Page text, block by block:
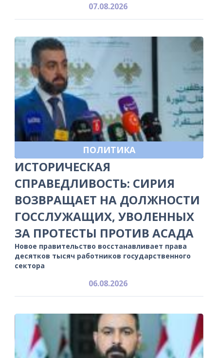
07.08.2026
ПОЛИТИКА
ИСТОРИЧЕСКАЯ
СПРАВЕДЛИВОСТЬ: СИРИЯ
ВОЗВРАЩАЕТ НА ДОЛЖНОСТИ
ГОССЛУЖАЩИХ, УВОЛЕННЫХ
ЗА ПРОТЕСТЫ ПРОТИВ АСАДА
Новое правительство восстанавливает права
десятков тысяч работников государственного
сектора
06.08.2026